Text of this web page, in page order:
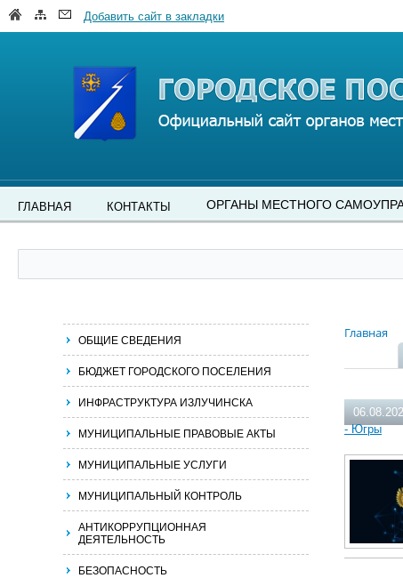
Добавить сайт в закладки
ГЛАВНАЯ КОНТАКТЫ ОРГАНЫ МЕСТНОГО
Главная
- Югры
ОБЩИЕ СВЕДЕНИЯ
БЮДЖЕТ ГОРОДСКОГО ПОСЕЛЕНИЯ
ИНФРАСТРУКТУРА ИЗЛУЧИНСКА
МУНИЦИПАЛЬНЫЕ ПРАВОВЫЕ АКТЫ
МУНИЦИПАЛЬНЫЕ УСЛУГИ
МУНИЦИПАЛЬНЫЙ КОНТРОЛЬ
АНТИКОРРУПЦИОННАЯ
ДЕЯТЕЛЬНОСТЬ
БЕЗОПАСНОСТЬ